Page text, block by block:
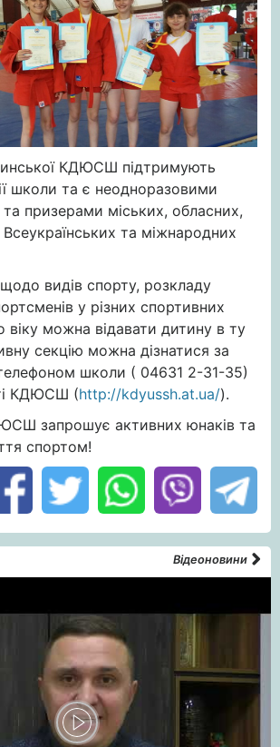
КДЮСШ підтримують
школи та є неодноразовими
призерами міських, обласних,
Всеукраїнських та міжнародних
видів спорту, розкладу
у різних спортивних
віку можна відавати дитину в ту
секцію можна дізнатися за
школи ( 04631 2-31-35)
КДЮСШ (http://kdyussh.at.ua/).
запрошує активних юнаків та
спортом!
Відеоновини